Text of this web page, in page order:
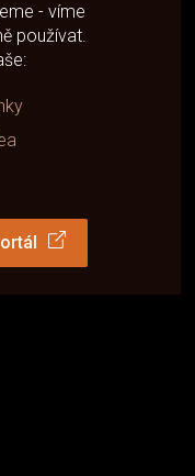
- víme
používat.